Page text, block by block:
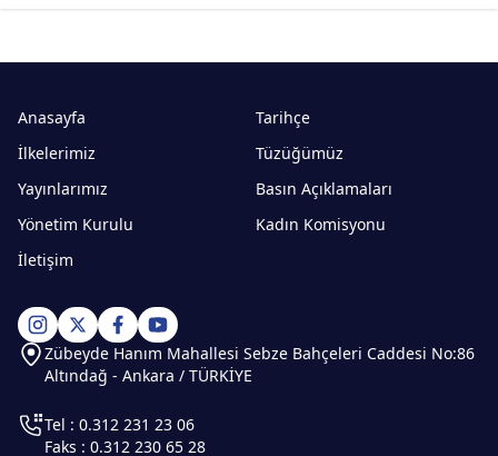
Anasayfa
Tarihçe
İlkelerimiz
Tüzüğümüz
Yayınlarımız
Basın Açıklamaları
Yönetim Kurulu
Kadın Komisyonu
İletişim
Zübeyde Hanım Mahallesi Sebze Bahçeleri Caddesi No:86
Altındağ - Ankara / TÜRKİYE
Tel : 0.312 231 23 06
Faks : 0.312 230 65 28